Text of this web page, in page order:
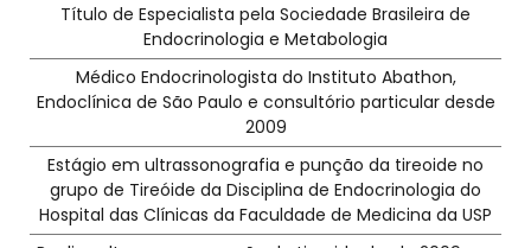
Título de Especialista pela Sociedade Brasileira de
Endocrinologia e Metabologia
Médico Endocrinologista do Instituto Abathon,
Endoclínica de São Paulo e consultório particular desde
2009
Estágio em ultrassonografia e punção da tireoide no
grupo de Tireóide da Disciplina de Endocrinologia do
Hospital das Clínicas da Faculdade de Medicina da USP